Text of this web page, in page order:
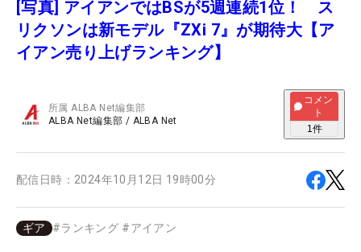
[写真] アイアンではBSが5週連続1位！ ス
リクソンは新モデル『ZXi 7』が期待大【ア
イアン売り上げランキング】
所属ALBA Net編集部
ALBA Net編集部 / ALBA Net
コメン
ト
1件
配信日時： 2024年10月12日 19時00分
ギア #ランキング #アイアン